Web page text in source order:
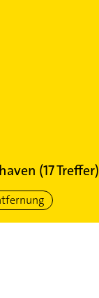
(17Treffer)